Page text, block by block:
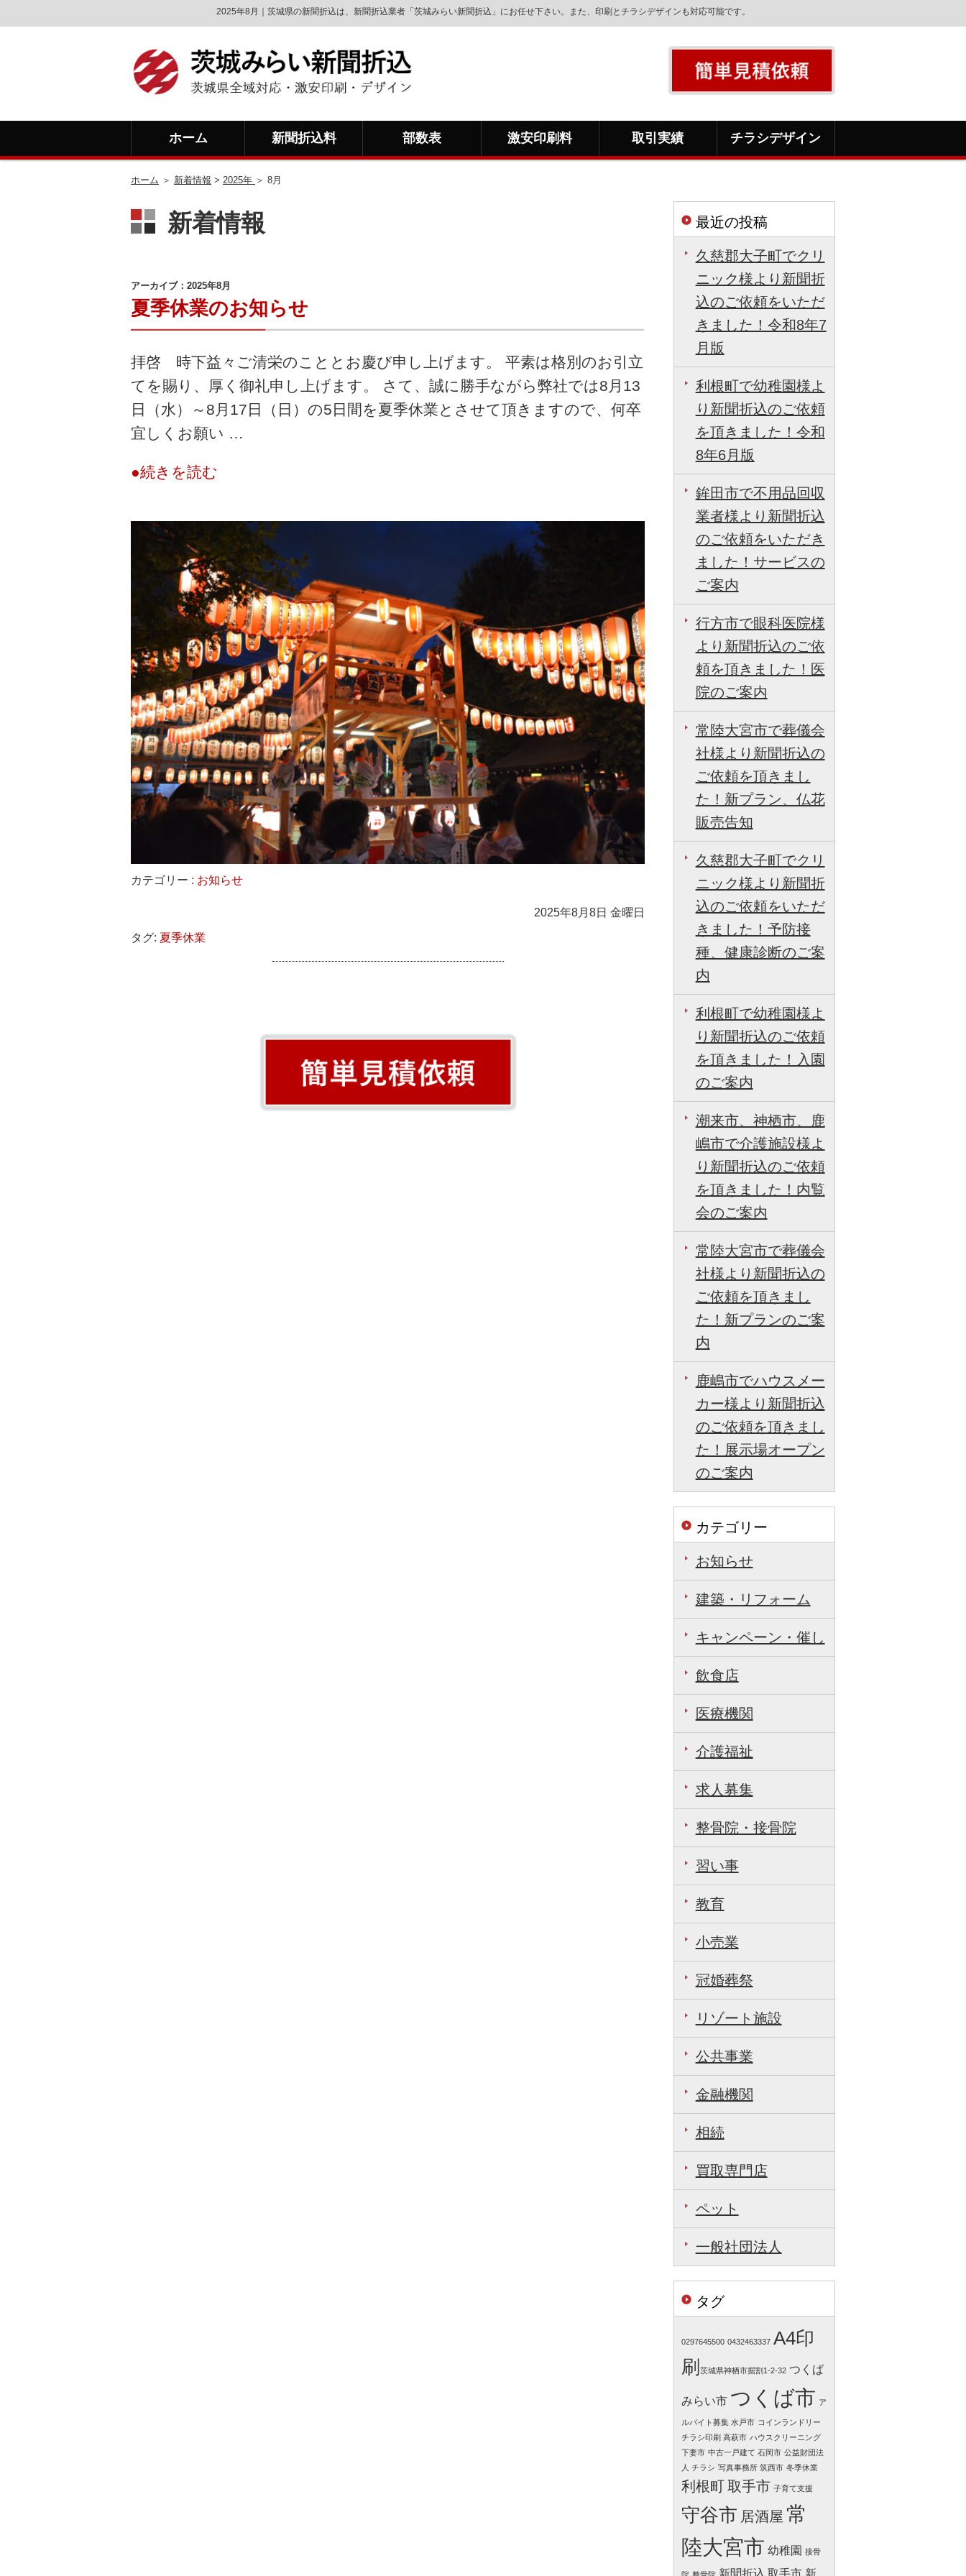
2025年8月｜茨城県の新聞折込は、新聞折込業者「茨城みらい新聞折込」にお任せ下さい。また、印刷とチラシデザインも対応可能です。
ホーム 新聞折込料 部数表 激安印刷料 取引実績 チラシデザイン
ホーム ＞ 新着情報 > 2025年 ＞ 8月
新着情報
アーカイブ：2025年8月
夏季休業のお知らせ
拝啓 時下益々ご清栄のこととお慶び申し上げます。 平素は格別のお引立
てを賜り、厚く御礼申し上げます。 さて、誠に勝手ながら弊社では8月13
日（水）～8月17日（日）の5日間を夏季休業とさせて頂きますので、何卒
宜しくお願い …
●続きを読む
カテゴリー : お知らせ
2025年8月8日 金曜日
タグ: 夏季休業
最近の投稿
久慈郡大子町でクリ
ニック様より新聞折
込のご依頼をいただ
きました！令和8年7
月版
利根町で幼稚園様よ
り新聞折込のご依頼
を頂きました！令和
8年6月版
鉾田市で不用品回収
業者様より新聞折込
のご依頼をいただき
ました！サービスの
ご案内
行方市で眼科医院様
より新聞折込のご依
頼を頂きました！医
院のご案内
常陸大宮市で葬儀会
社様より新聞折込の
ご依頼を頂きまし
た！新プラン、仏花
販売告知
久慈郡大子町でクリ
ニック様より新聞折
込のご依頼をいただ
きました！予防接
種、健康診断のご案
内
利根町で幼稚園様よ
り新聞折込のご依頼
を頂きました！入園
のご案内
潮来市、神栖市、鹿
嶋市で介護施設様よ
り新聞折込のご依頼
を頂きました！内覧
会のご案内
常陸大宮市で葬儀会
社様より新聞折込の
ご依頼を頂きまし
た！新プランのご案
内
鹿嶋市でハウスメー
カー様より新聞折込
のご依頼を頂きまし
た！展示場オープン
のご案内
カテゴリー
お知らせ
建築・リフォーム
キャンペーン・催し
飲食店
医療機関
介護福祉
求人募集
整骨院・接骨院
習い事
教育
小売業
冠婚葬祭
リゾート施設
公共事業
金融機関
相続
買取専門店
ペット
一般社団法人
タグ
0297645500 0432463337 A4印
刷 ​​茨城県神栖市掘割1-2-32 つくば
みらい市 つくば市 ア
ルバイト募集 水戸市 コインランドリー
チラシ印刷 高萩市 ハウスクリーニング
下妻市 中古一戸建て 石岡市 公益財団法
人 チラシ 写真事務所 筑西市 冬季休業
利根町取手市 子育て支援
守谷市 居酒屋 常
陸大宮市 幼稚園 接骨
新聞折込 取手市 新